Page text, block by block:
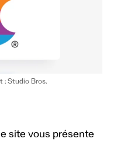
: Studio Bros.
site vous présente